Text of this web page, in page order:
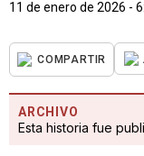
11 de enero de 2026 -
COMPARTIR
ARCHIVO
Esta historia fue